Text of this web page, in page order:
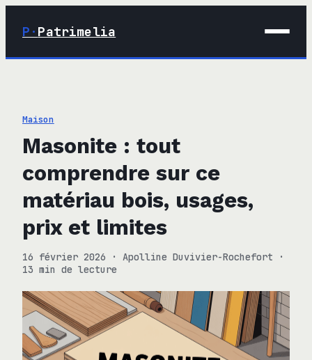
P· Patrimelia
03 · Immobilier
Maison
Masonite : tout
comprendre sur ce
matériau bois, usages,
prix et limites
16 février 2026 · Apolline Duvivier-Rochefort
·
13 min de lecture